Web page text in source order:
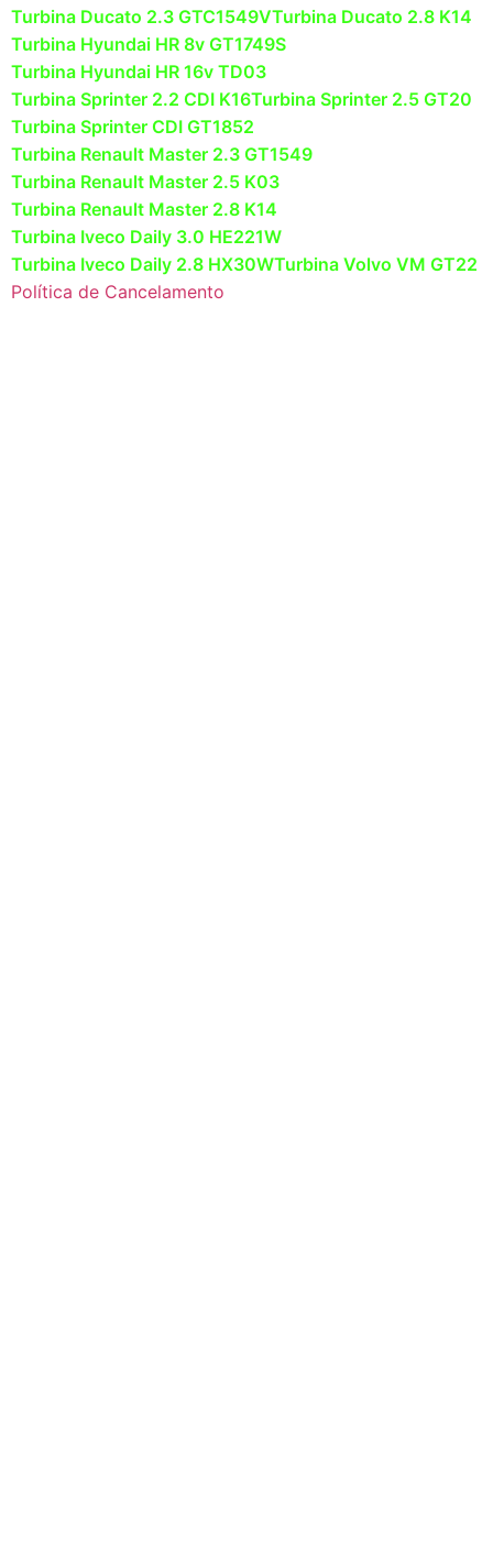
Turbina Ducato 2.3 GTC1549VTurbina Ducato 2.8 K14
Turbina Hyundai HR 8v GT1749S
Turbina Hyundai HR 16v TD03
Turbina Sprinter 2.2 CDI K16Turbina Sprinter 2.5 GT20
Turbina Sprinter CDI GT1852
Turbina Renault Master 2.3 GT1549
Turbina Renault Master 2.5 K03
Turbina Renault Master 2.8 K14
Turbina Iveco Daily 3.0 HE221W
Turbina Iveco Daily 2.8 HX30WTurbina Volvo VM GT22
Política de Cancelamento